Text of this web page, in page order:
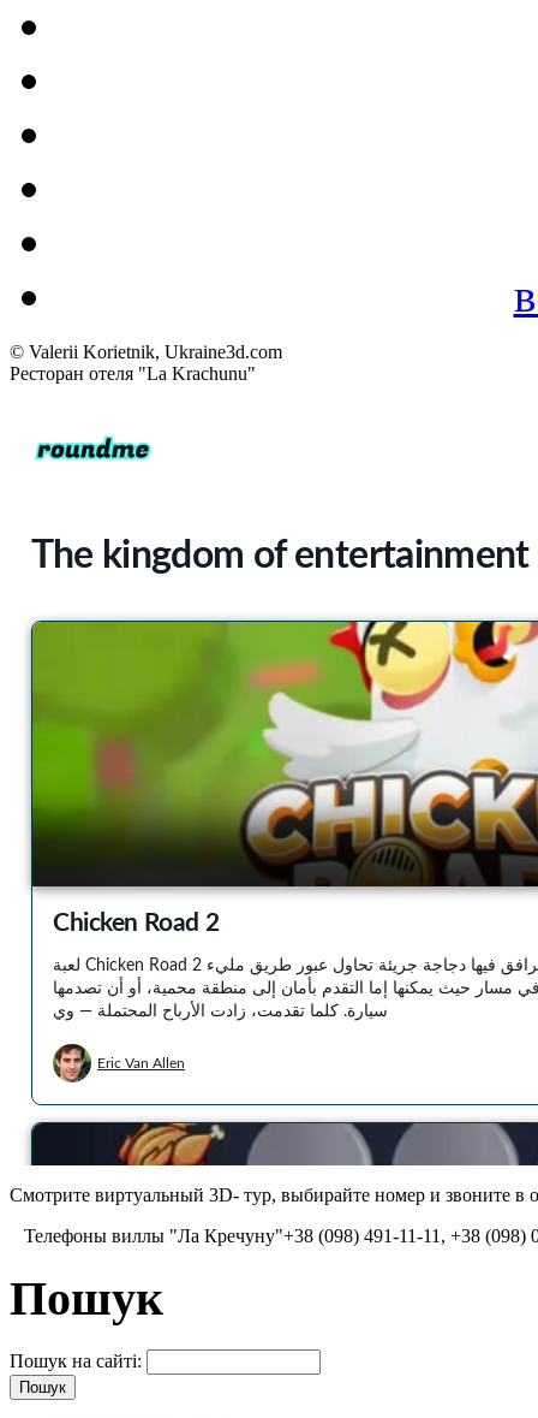
© Valerii Korietnik, Ukraine3d.com
Ресторан отеля "La Krachunu"
Смотрите виртуальный 3D- тур, выбирайте номер и звоните в
Телефоны виллы "Ла Кречуну"+38 (098) 491-11-11, +38 (098)
Пошук
Пошук на сайті: